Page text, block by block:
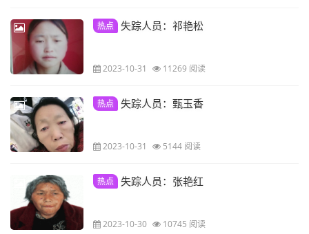
热点 失踪人员：祁艳松
2023-10-31 11269 阅读
热点 失踪人员：甄玉香
2023-10-31 5144 阅读
热点 失踪人员：张艳红
2023-10-30 10745 阅读